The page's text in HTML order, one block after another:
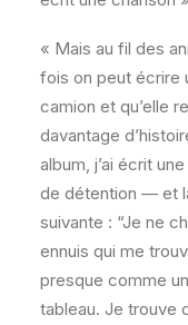
« Mais au fil des
fois on peut écrire
camion et qu’elle
davantage
album, j’ai écrit
de détention — et
suivante : “Je ne
ennuis qui me
presque comme
tableau. Je trouve